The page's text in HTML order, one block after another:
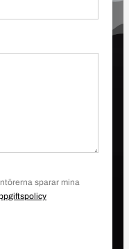
sparar mina